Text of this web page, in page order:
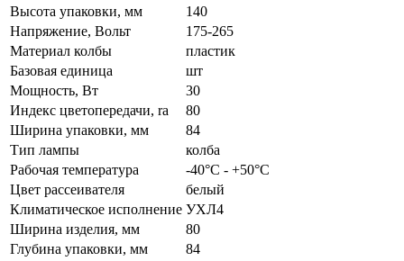
Высота упаковки, мм
140
Напряжение, Вольт
175-265
Материал колбы
пластик
Базовая единица
шт
Мощность, Вт
30
Индекс цветопередачи, ra
80
Ширина упаковки, мм
84
Тип лампы
колба
Рабочая температура
-40°C - +50°C
Цвет рассеивателя
белый
Климатическое исполнение УХЛ4
Ширина изделия, мм
80
Глубина упаковки, мм
84